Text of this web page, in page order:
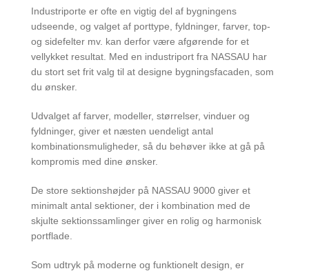
Industriporte er ofte en vigtig del af bygningens
udseende, og valget af porttype, fyldninger, farver, top-
og sidefelter mv. kan derfor være afgørende for et
vellykket resultat. Med en industriport fra NASSAU har
du stort set frit valg til at designe bygningsfacaden, som
du ønsker.
Udvalget af farver, modeller, størrelser, vinduer og
fyldninger, giver et næsten uendeligt antal
kombinationsmuligheder, så du behøver ikke at gå på
kompromis med dine ønsker.
De store sektionshøjder på NASSAU 9000 giver et
minimalt antal sektioner, der i kombination med de
skjulte sektionssamlinger giver en rolig og harmonisk
portflade.
Som udtryk på moderne og funktionelt design, er